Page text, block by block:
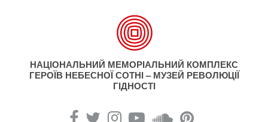
НАЦІОНАЛЬНИЙ МЕМОРІАЛЬНИЙ КОМПЛЕКС
ГЕРОЇВ НЕБЕСНОЇ СОТНІ – МУЗЕЙ РЕВОЛЮЦІЇ
ГІДНОСТІ